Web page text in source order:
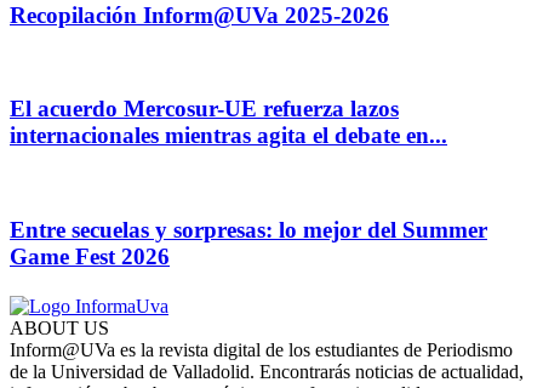
Recopilación Inform@UVa 2025-2026
El acuerdo Mercosur-UE refuerza lazos
internacionales mientras agita el debate en...
Entre secuelas y sorpresas: lo mejor del Summer
Game Fest 2026
ABOUT US
Inform@UVa es la revista digital de los estudiantes de Periodismo
de la Universidad de Valladolid. Encontrarás noticias de actualidad,